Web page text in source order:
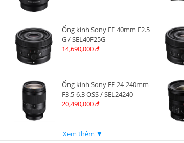
Ống kính Sony FE 40mm F2.5
G / SEL40F25G
14,690,000 đ
Ống kính Sony FE 24-240mm
F3.5-6.3 OSS / SEL24240
20,490,000 đ
Xem thêm ▼